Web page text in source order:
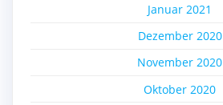
Januar 2021
Dezember 2020
November 2020
Oktober 2020